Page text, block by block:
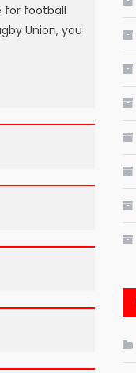
for football
Union, you